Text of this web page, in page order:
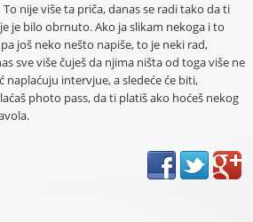
nije više ta priča, danas se radi tako da ti
je bilo obrnuto. Ako ja slikam nekoga i to
još neko nešto napiše, to je neki rad,
sve više čuješ da njima ništa od toga više ne
naplaćuju intervjue, a sledeće će biti,
photo pass, da ti platiš ako hoćeš nekog